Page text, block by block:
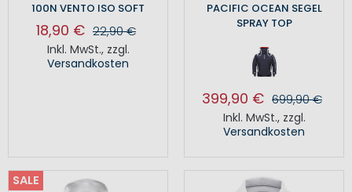
100N VENTO ISO SOFT
18,90 € 22,90 €
Inkl. MwSt., zzgl.
Versandkosten
PACIFIC OCEAN SEGEL
SPRAY TOP
399,90 € 699,90 €
Inkl. MwSt., zzgl.
Versandkosten
SALE